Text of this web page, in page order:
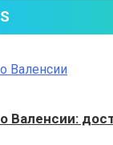
Валенсии: